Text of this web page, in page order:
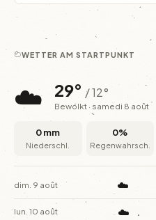
WETTER AM STARTPUNKT
☁️ 29° / 12°
Bewölkt · samedi 8 août
0 mm
Niederschl.
0%
Regenwahrsch.
dim. 9 août ☁️
lun. 10 août ☁️